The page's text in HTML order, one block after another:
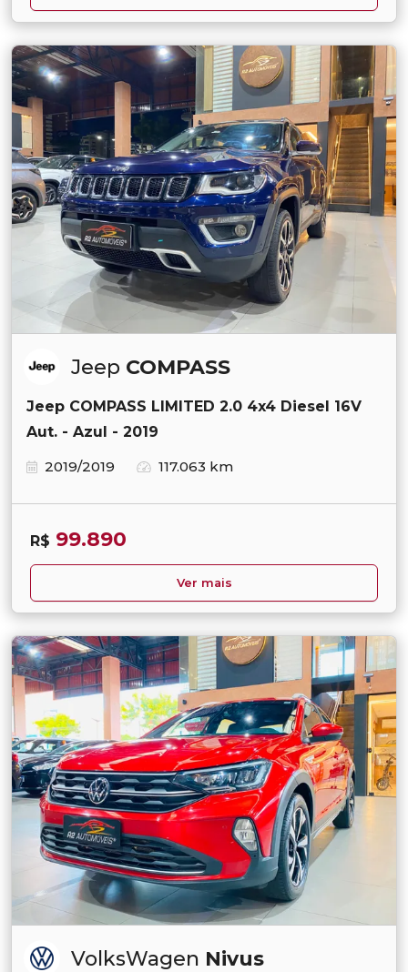
Jeep COMPASS
Jeep COMPASS LIMITED 2.0 4x4 Diesel 16V
Aut. - Azul - 2019
2019/2019
117.063 km
R$ 99.890
Ver mais
VolksWagen Nivus